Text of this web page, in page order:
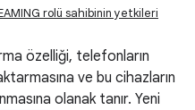
rolü sahibinin yetkileri
özelliği, telefonların
ve bu cihazların
olanak tanır. Yeni